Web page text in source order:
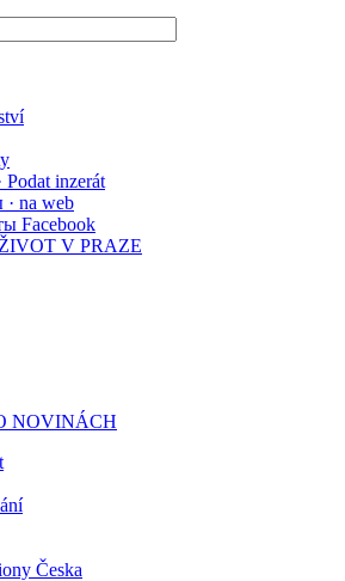
Podat inzerát
· na web
Facebook
V PRAZE
NOVINÁCH
Česka